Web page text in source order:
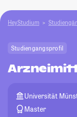
HeyStudium
Studiengangsprofil
Universität
Master